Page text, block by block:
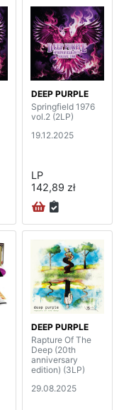
DEEP PURPLE
Springfield 1976
vol.2 (2LP)
19.12.2025
LP
142,89 zł
DEEP PURPLE
Rapture Of The
Deep (20th
anniversary
edition) (3LP)
29.08.2025